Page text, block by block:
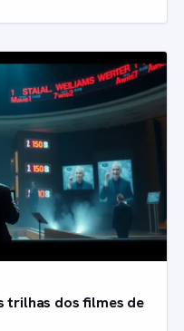
trilhas dos filmes de